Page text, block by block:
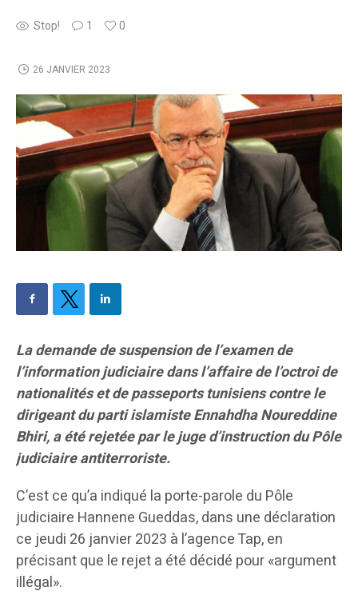
Stop! 1 0
26 JANVIER 2023
La demande de suspension de l’examen de
l’information judiciaire dans l’affaire de l’octroi de
nationalités et de passeports tunisiens contre le
dirigeant du parti islamiste Ennahdha Noureddine
Bhiri, a été rejetée par le juge d’instruction du Pôle
judiciaire antiterroriste.
C’est ce qu’a indiqué la porte-parole du Pôle
judiciaire Hannene Gueddas, dans une déclaration
ce jeudi 26 janvier 2023 à l’agence Tap, en
précisant que le rejet a été décidé pour «argument
illégal».